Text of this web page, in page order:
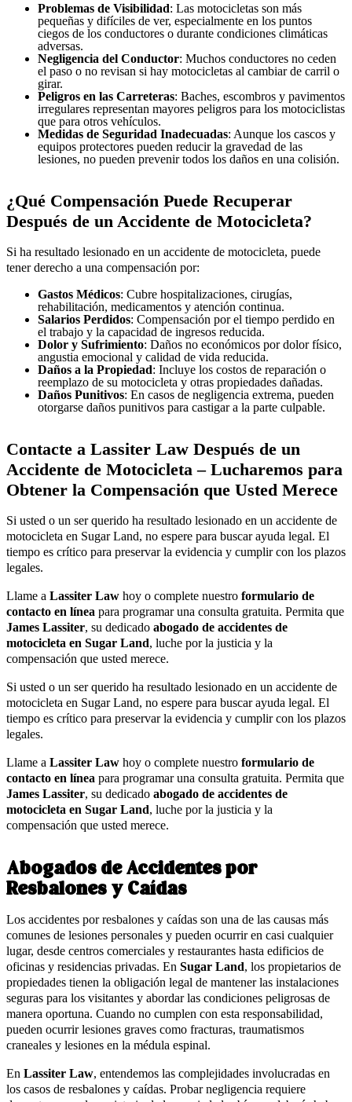
Problemas de Visibilidad: Las motocicletas son más
pequeñas y difíciles de ver, especialmente en los puntos
ciegos de los conductores o durante condiciones climáticas
adversas.
Negligencia del Conductor: Muchos conductores no ceden
el paso o no revisan si hay motocicletas al cambiar de carril o
girar.
Peligros en las Carreteras: Baches, escombros y pavimentos
irregulares representan mayores peligros para los motociclistas
que para otros vehículos.
Medidas de Seguridad Inadecuadas: Aunque los cascos y
equipos protectores pueden reducir la gravedad de las
lesiones, no pueden prevenir todos los daños en una colisión.
¿Qué Compensación Puede Recuperar
Después de un Accidente de Motocicleta?
Si ha resultado lesionado en un accidente de motocicleta, puede
tener derecho a una compensación por:
Gastos Médicos: Cubre hospitalizaciones, cirugías,
rehabilitación, medicamentos y atención continua.
Salarios Perdidos: Compensación por el tiempo perdido en
el trabajo y la capacidad de ingresos reducida.
Dolor y Sufrimiento: Daños no económicos por dolor físico,
angustia emocional y calidad de vida reducida.
Daños a la Propiedad: Incluye los costos de reparación o
reemplazo de su motocicleta y otras propiedades dañadas.
Daños Punitivos: En casos de negligencia extrema, pueden
otorgarse daños punitivos para castigar a la parte culpable.
Contacte a Lassiter Law Después de un
Accidente de Motocicleta – Lucharemos para
Obtener la Compensación que Usted Merece
Si usted o un ser querido ha resultado lesionado en un accidente de
motocicleta en Sugar Land, no espere para buscar ayuda legal. El
tiempo es crítico para preservar la evidencia y cumplir con los plazos
legales.
Llame a Lassiter Law hoy o complete nuestro formulario de
contacto en línea para programar una consulta gratuita. Permita que
James Lassiter, su dedicado abogado de accidentes de
motocicleta en Sugar Land, luche por la justicia y la
compensación que usted merece.
Si usted o un ser querido ha resultado lesionado en un accidente de
motocicleta en Sugar Land, no espere para buscar ayuda legal. El
tiempo es crítico para preservar la evidencia y cumplir con los plazos
legales.
Llame a Lassiter Law hoy o complete nuestro formulario de
contacto en línea para programar una consulta gratuita. Permita que
James Lassiter, su dedicado abogado de accidentes de
motocicleta en Sugar Land, luche por la justicia y la
compensación que usted merece.
Abogados de Accidentes por
Resbalones y Caídas
Los accidentes por resbalones y caídas son una de las causas más
comunes de lesiones personales y pueden ocurrir en casi cualquier
lugar, desde centros comerciales y restaurantes hasta edificios de
oficinas y residencias privadas. En Sugar Land, los propietarios de
propiedades tienen la obligación legal de mantener las instalaciones
seguras para los visitantes y abordar las condiciones peligrosas de
manera oportuna. Cuando no cumplen con esta responsabilidad,
pueden ocurrir lesiones graves como fracturas, traumatismos
craneales y lesiones en la médula espinal.
En Lassiter Law, entendemos las complejidades involucradas en
los casos de resbalones y caídas. Probar negligencia requiere